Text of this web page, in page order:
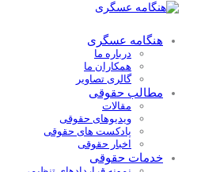
هنگامه عسگری
درباره ما
همکاران ما
گالری تصاویر
مطالب حقوقی
مقالات
ویدیوهای حقوقی
پادکست های حقوقی
اخبار حقوقی
خدمات حقوقی